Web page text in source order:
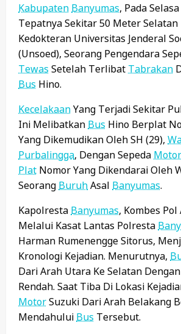
Kabupaten Banyumas, Pada
Tepatnya Sekitar 50 Meter Selatan
Kedokteran Universitas Jenderal
(Unsoed), Seorang Pengendara
Tewas Setelah Terlibat Tabrakan
Bus Hino.
KecelakaanYang Terjadi Sekitar
Ini Melibatkan Bus Hino Berplat
Yang Dikemudikan Oleh SH (29),
Purbalingga, Dengan Sepeda Motor
Plat Nomor Yang Dikendarai Oleh
Seorang BuruhAsal Banyumas.
Kapolresta Banyumas, Kombes
Melalui Kasat Lantas Polresta
Harman Rumenengge Sitorus,
Kronologi Kejadian. Menurutnya,
Dari Arah Utara Ke Selatan
Rendah. Saat Tiba Di Lokasi
MotorSuzuki Dari Arah Belakang
Mendahului Bus Tersebut.